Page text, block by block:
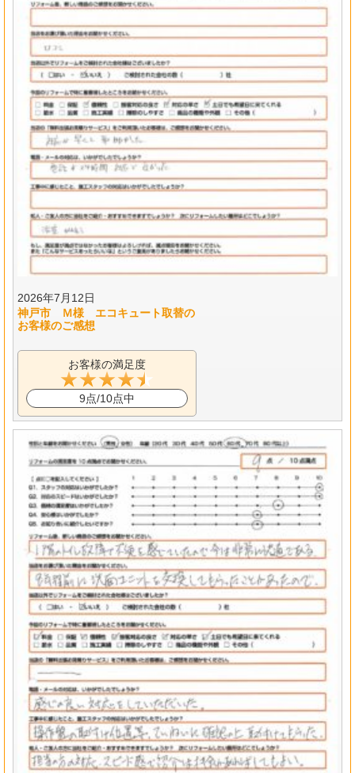
2026年7月12日
神戸市 Ｍ様 エコキュート取替の
お客様のご感想
お客様の満足度
9点/10点中